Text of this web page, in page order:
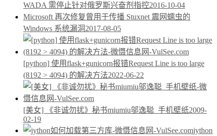
WADA 需停止针对俄罗斯兴奋剂指控2016-10-04
Microsoft 再次修复曾用于传播 Stuxnet 震网蠕虫的
Windows 系统漏洞 2017-08-05
[python] 使用flask+gunicorn报错Request Line is too large
(8192 > 4094) 的解决方法2022-06-22
[美女] 《非诚勿扰》秘书miumiu邬逸聪_手机壁纸2009-
02-19
jython